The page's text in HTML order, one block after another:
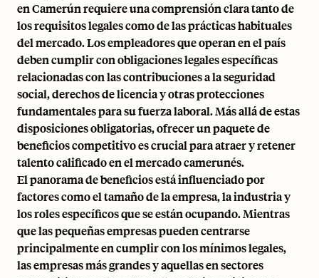
en Camerún requiere una comprensión clara tanto de
los requisitos legales como de las prácticas habituales
del mercado. Los empleadores que operan en el país
deben cumplir con obligaciones legales específicas
relacionadas con las contribuciones a la seguridad
social, derechos de licencia y otras protecciones
fundamentales para su fuerza laboral. Más allá de estas
disposiciones obligatorias, ofrecer un paquete de
beneficios competitivo es crucial para atraer y retener
talento calificado en el mercado camerunés.
El panorama de beneficios está influenciado por
factores como el tamaño de la empresa, la industria y
los roles específicos que se están ocupando. Mientras
que las pequeñas empresas pueden centrarse
principalmente en cumplir con los mínimos legales,
las empresas más grandes y aquellas en sectores